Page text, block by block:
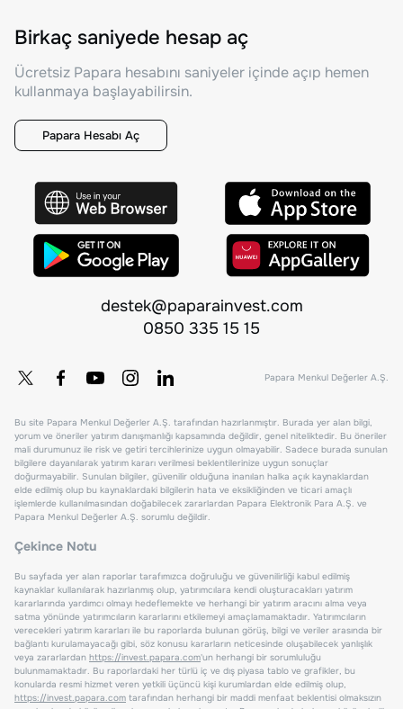
Birkaç saniyede hesap aç
Ücretsiz Papara hesabını saniyeler içinde açıp hemen
kullanmaya başlayabilirsin.
Papara Hesabı Aç
destek@paparainvest.com
0850 335 15 15
Papara Menkul Değerler A.Ş.
Bu site Papara Menkul Değerler A.Ş. tarafından hazırlanmıştır. Burada yer alan bilgi,
yorum ve öneriler yatırım danışmanlığı kapsamında değildir, genel niteliktedir. Bu öneriler
mali durumunuz ile risk ve getiri tercihlerinize uygun olmayabilir. Sadece burada sunulan
bilgilere dayanılarak yatırım kararı verilmesi beklentilerinize uygun sonuçlar
doğurmayabilir. Sunulan bilgiler, güvenilir olduğuna inanılan halka açık kaynaklardan
elde edilmiş olup bu kaynaklardaki bilgilerin hata ve eksikliğinden ve ticari amaçlı
işlemlerde kullanılmasından doğabilecek zararlardan Papara Elektronik Para A.Ş. ve
Papara Menkul Değerler A.Ş. sorumlu değildir.
Çekince Notu
Bu sayfada yer alan raporlar tarafımızca doğruluğu ve güvenilirliği kabul edilmiş
kaynaklar kullanılarak hazırlanmış olup, yatırımcılara kendi oluşturacakları yatırım
kararlarında yardımcı olmayı hedeflemekte ve herhangi bir yatırım aracını alma veya
satma yönünde yatırımcıların kararlarını etkilemeyi amaçlamamaktadır. Yatırımcıların
verecekleri yatırım kararları ile bu raporlarda bulunan görüş, bilgi ve veriler arasında bir
bağlantı kurulamayacağı gibi, söz konusu kararların neticesinde oluşabilecek yanlışlık
veya zararlardan https://invest.papara.com'un herhangi bir sorumluluğu
bulunmamaktadır. Bu raporlardaki her türlü iç ve dış piyasa tablo ve grafikler, bu
konularda resmi hizmet veren yetkili üçüncü kişi kurumlardan elde edilmiş olup,
https://invest.papara.com tarafından herhangi bir maddi menfaat beklentisi olmaksızın